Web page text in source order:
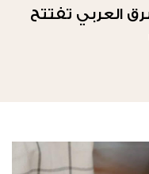
Samsung Electronics المشرق العربي تفتتح